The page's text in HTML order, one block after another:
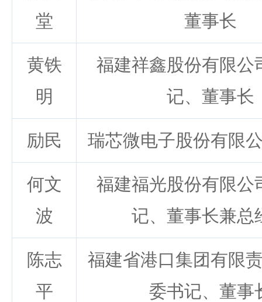
堂
董事长
黄铁
明
福建祥鑫股份有限公
记、董事长
励民 瑞芯微电子股份有限
何文
波
福建福光股份有限公
记、董事长兼总
陈志
平
福建省港口集团有限
委书记、董事